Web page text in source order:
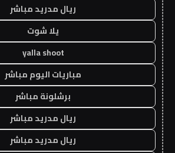
ريال مدريد مباشر
يلا شوت
yalla shoot
مباريات اليوم مباشر
برشلونة مباشر
ريال مدريد مباشر
ريال مدريد مباشر